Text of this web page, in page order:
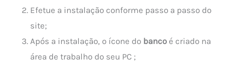
Efetue a instalação conforme passo a passo do
site;
Após a instalação, o ícone do banco é criado na
área de trabalho do seu PC ;